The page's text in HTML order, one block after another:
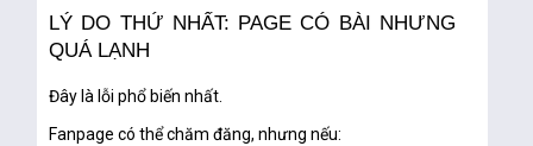
LÝ DO THỨ NHẤT: PAGE CÓ BÀI NHƯNG
QUÁ LẠNH
Đây là lỗi phổ biến nhất.
Fanpage có thể chăm đăng, nhưng nếu: